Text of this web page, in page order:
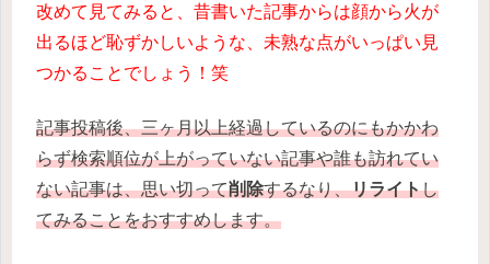
改めて見てみると、昔書いた記事からは顔から火が
出るほど恥ずかしいような、未熟な点がいっぱい見
つかることでしょう！笑
記事投稿後、三ヶ月以上経過しているのにもかかわ
らず検索順位が上がっていない記事や誰も訪れてい
ない記事は、思い切って削除するなり、リライトし
てみることをおすすめします。